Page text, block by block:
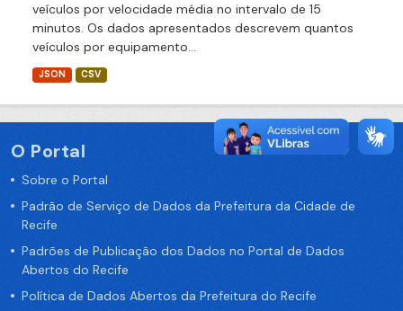
veículos por velocidade média no intervalo de 15
minutos. Os dados apresentados descrevem quantos
veículos por equipamento...
JSON CSV
O Portal
Sobre o Portal
Padrão de Serviço de Dados da Prefeitura da Cidade de
Recife
Padrões de Publicação dos Dados no Portal de Dados
Abertos do Recife
Política de Dados Abertos da Prefeitura do Recife